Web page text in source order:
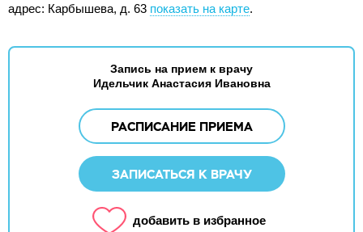
адрес: Карбышева, д. 63 показать на карте.
Запись на прием к врачу
Идельчик Анастасия Ивановна
РАСПИСАНИЕ ПРИЕМА
ЗАПИСАТЬСЯ К ВРАЧУ
добавить в избранное